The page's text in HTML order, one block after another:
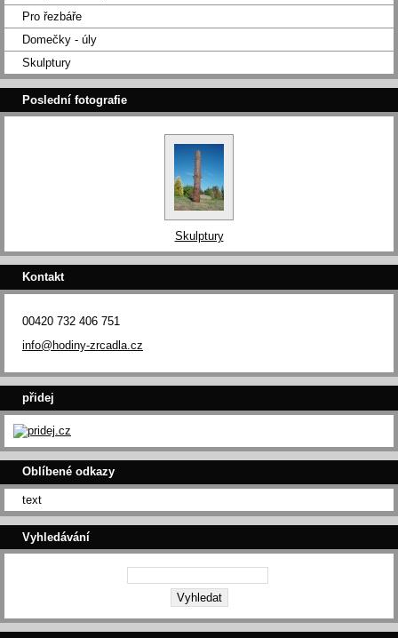
Pro řezbáře
Domečky - úly
Skulptury
Poslední fotografie
Skulptury
Kontakt
00420 732 406 751
info@hodiny-zrcadla.cz
přidej
Oblíbené odkazy
text
Vyhledávání